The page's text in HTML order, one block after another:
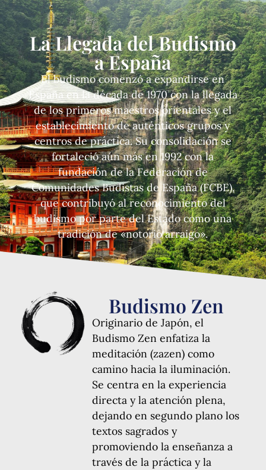
La Llegada del Budismo
a España
El budismo comenzó a expandirse en
España en la década de 1970 con la llegada
de los primeros maestros orientales y el
establecimiento de auténticos grupos y
centros de práctica. Su consolidación se
fortaleció aún más en 1992 con la
fundación de la Federación de
Comunidades Budistas de España (FCBE),
que contribuyó al reconocimiento del
budismo por parte del Estado como una
tradición de «notorio arraigo».
Budismo Zen
Originario de Japón, el
Budismo Zen enfatiza la
meditación (zazen) como
camino hacia la iluminación.
Se centra en la experiencia
directa y la atención plena,
dejando en segundo plano los
textos sagrados y
promoviendo la enseñanza a
través de la práctica y la